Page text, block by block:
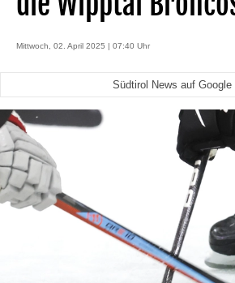
Mittwoch, 02. April 2025 | 07:40 Uhr
Südtirol News auf Google